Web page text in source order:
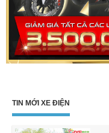
TIN MỚI XE ĐIỆN